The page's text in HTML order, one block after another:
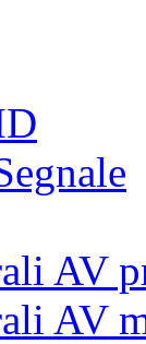
AV
AV